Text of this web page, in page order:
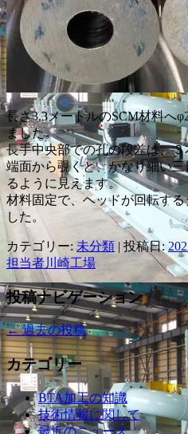
長さ3.3メートルのSCM材料へ
ました。
長手中央部での孔の段差は、３
端面から覗くと、かなり細い
るように見えます。
材料固定で、ヘッドが回転す
した。
カテゴリー:未分類 | 投稿日:
担当者川崎工場
投稿ナビゲーション
←過去の投稿
カテゴリー
BTA加工の知識
技術情報に関して
最近のニュース